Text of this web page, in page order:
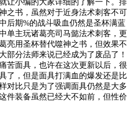
让小编的大家详细的了解一下。排
之书，虽然对于近身法术刺客不可
后期%的战斗吸血仍然是圣杯满蓝
单主玩诸葛亮司马懿法术刺客，更
亮用圣杯替代噬神之书，但效果不
部分法师来说已经成为了废品了！
苦面具，也许在这次更新以后，很
了，但是面具打满血的爆发还是比
对比只是为了强调面具仍然是大多
件装备虽然已经大不如前，但性价